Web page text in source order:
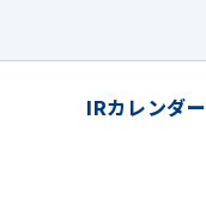
IRカレンダー